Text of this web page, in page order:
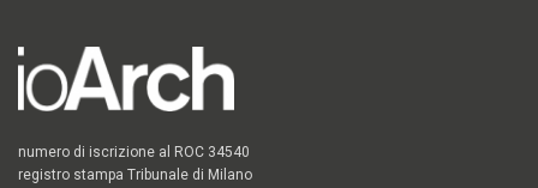
numero di iscrizione al ROC 34540
registro stampa Tribunale di Milano